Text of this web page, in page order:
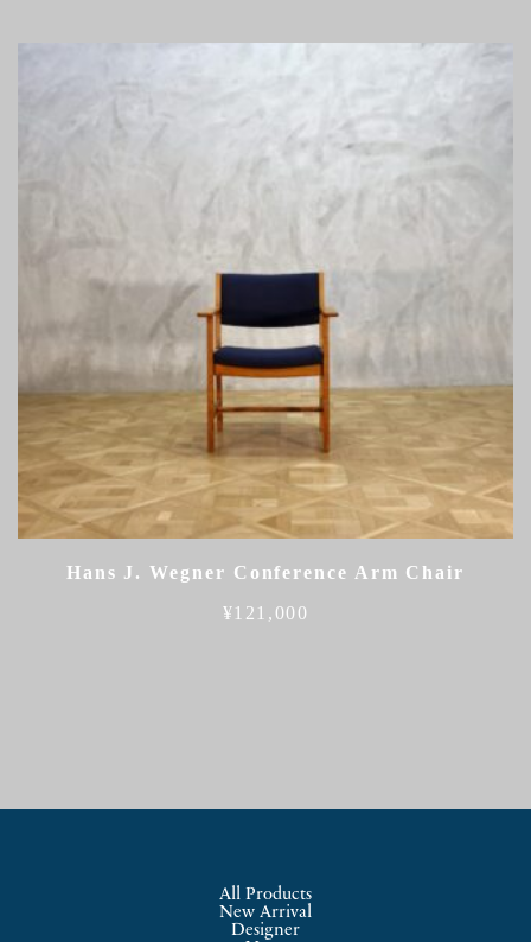
Hans J. Wegner Conference Arm Chair
¥121,000
All Products
New Arrival
Designer